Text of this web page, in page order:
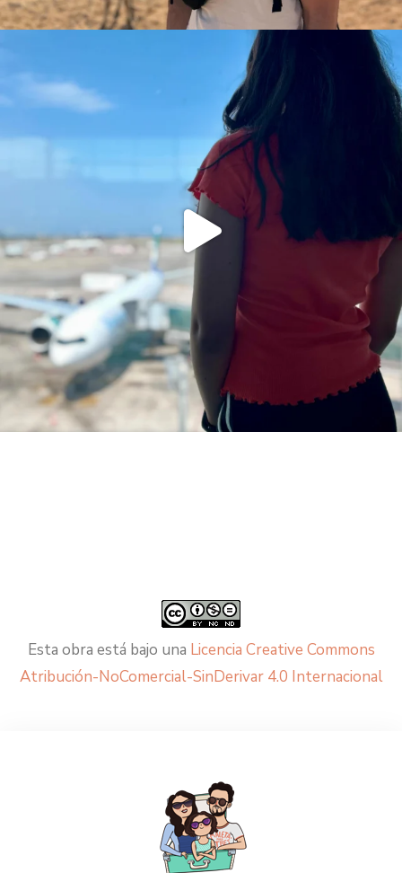
Esta obra está bajo una Licencia Creative Commons
Atribución-NoComercial-SinDerivar 4.0 Internacional